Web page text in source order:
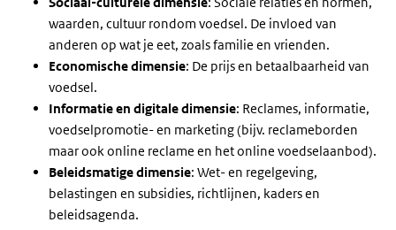
waarden, cultuur rondom voedsel. De invloed van
anderen op wat je eet, zoals familie en vrienden.
Economische dimensie: De prijs en betaalbaarheid van
voedsel.
Informatie en digitale dimensie: Reclames, informatie,
voedselpromotie- en marketing (bijv. reclameborden
maar ook online reclame en het online voedselaanbod).
Beleidsmatige dimensie: Wet- en regelgeving,
belastingen en subsidies, richtlijnen, kaders en
beleidsagenda.